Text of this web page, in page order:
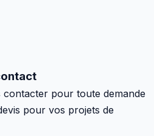
pour toute demande
pour vos projets de